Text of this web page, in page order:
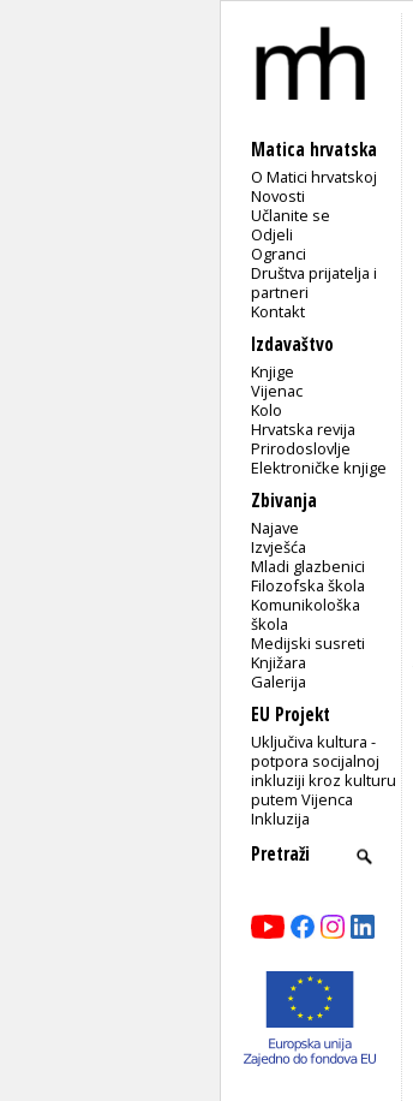
Matica hrvatska
O Matici hrvatskoj
Novosti
Učlanite se
Odjeli
Ogranci
Društva prijatelja i
partneri
Kontakt
Izdavaštvo
Knjige
Vijenac
Kolo
Hrvatska revija
Prirodoslovlje
Elektroničke knjige
Zbivanja
Najave
Izvješća
Mladi glazbenici
Filozofska škola
Komunikološka
škola
Medijski susreti
Knjižara
Galerija
EU Projekt
Uključiva kultura -
potpora socijalnoj
inkluziji kroz kulturu
putem Vijenca
Inkluzija